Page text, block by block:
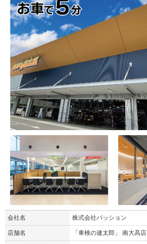
会社名 株式会社パッション
店舗名 「車検の速太郎」 南大高店